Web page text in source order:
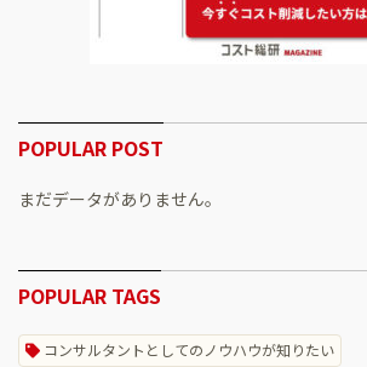
POPULAR POST
まだデータがありません。
POPULAR TAGS
コンサルタントとしてのノウハウが知りたい